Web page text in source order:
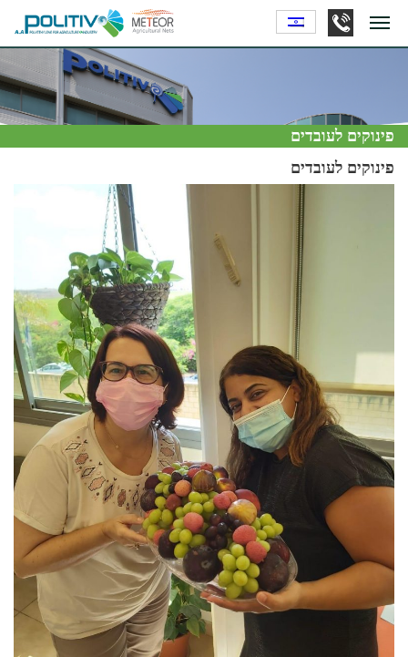
פינוקים לעובדים
פינוקים לעובדים